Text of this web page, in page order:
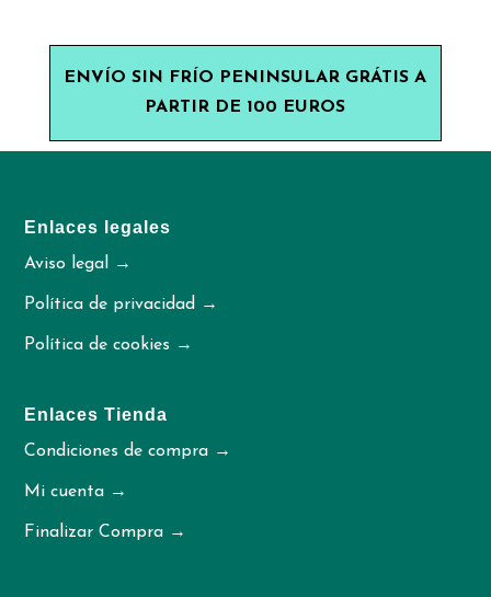
ENVÍO SIN FRÍO PENINSULAR GRÁTIS A
PARTIR DE 100 EUROS
Enlaces legales
Aviso legal →
Política de privacidad →
Política de cookies →
Enlaces Tienda
Condiciones de compra →
Mi cuenta →
Finalizar Compra →